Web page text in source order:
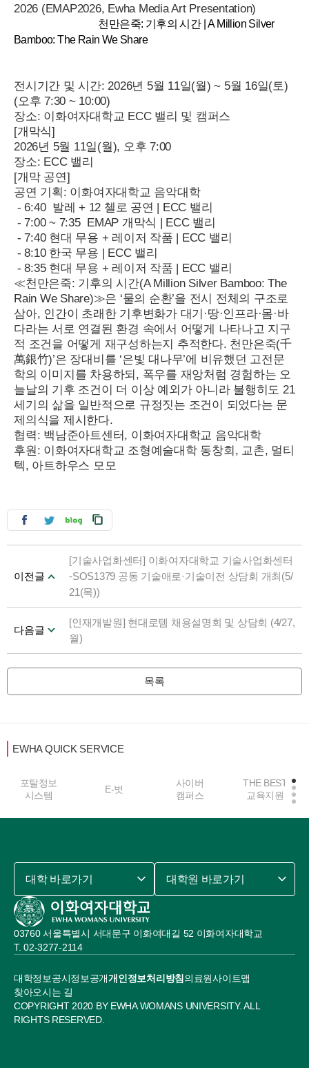
2026 (EMAP2026, Ewha Media Art Presentation)
천만은죽: 기후의 시간 | A Million Silver
Bamboo: The Rain We Share
전시기간 및 시간: 2026년 5월 11일(월) ~ 5월 16일(토)
(오후 7:30 ~ 10:00)
장소: 이화여자대학교 ECC 밸리 및 캠퍼스
[개막식]
2026년 5월 11일(월), 오후 7:00
장소: ECC 밸리
[개막 공연]
공연 기획: 이화여자대학교 음악대학
- 6:40  발레 + 12 첼로 공연 | ECC 밸리
- 7:00 ~ 7:35  EMAP 개막식 | ECC 밸리
- 7:40 현대 무용 + 레이저 작품 | ECC 밸리
- 8:10 한국 무용 | ECC 밸리
- 8:35 현대 무용 + 레이저 작품 | ECC 밸리
≪천만은죽: 기후의 시간(A Million Silver Bamboo: The
Rain We Share)≫은 ‘물의 순환’을 전시 전체의 구조로
삼아, 인간이 초래한 기후변화가 대기·땅·인프라·몸·바
다라는 서로 연결된 환경 속에서 어떻게 나타나고 지구
적 조건을 어떻게 재구성하는지 추적한다. 천만은죽(千
萬銀竹)’은 장대비를 ‘은빛 대나무’에 비유했던 고전문
학의 이미지를 차용하되, 폭우를 재앙처럼 경험하는 오
늘날의 기후 조건이 더 이상 예외가 아니라 불행히도 21
세기의 삶을 일반적으로 규정짓는 조건이 되었다는 문
제의식을 제시한다.
협력: 백남준아트센터, 이화여자대학교 음악대학
후원: 이화여자대학교 조형예술대학 동창회, 교촌, 멀티
텍, 아트하우스 모모
이전글
[기술사업화센터] 이화여자대학교 기술사업화센터
-SOS1379 공동 기술애로·기술이전 상담회 개최(5/
21(목))
다음글
[인재개발원] 현대로템 채용설명회 및 상담회 (4/27,
월)
목록
EWHA QUICK SERVICE
포탈정보
시스템
E-벗
사이버
캠퍼스
THE BEST
교육지원
대학정보공시정보공개개인정보처리방침의료원사이트맵
찾아오시는 길
03760 서울특별시 서대문구 이화여대길 52 이화여자대학교
02-3277-2114
대학 바로가기 대학원 바로가기
COPYRIGHT 2020 BY EWHA WOMANS UNIVERSITY. ALL
RIGHTS RESERVED.